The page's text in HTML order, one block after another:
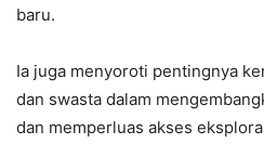
baru.
Ia juga menyoroti pentingnya
dan swasta dalam
dan memperluas akses